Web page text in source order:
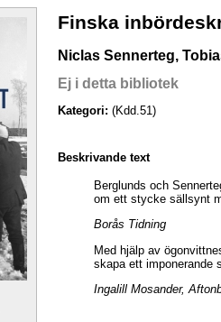
Finska
Niclas Sennerteg,
Ej i detta bibliotek
Kategori: (Kdd.51)
Beskrivande text
Berglunds och
om ett stycke sällsynt
Borås Tidning
Med hjälp av
skapa ett imponerande
Ingalill Mosander,